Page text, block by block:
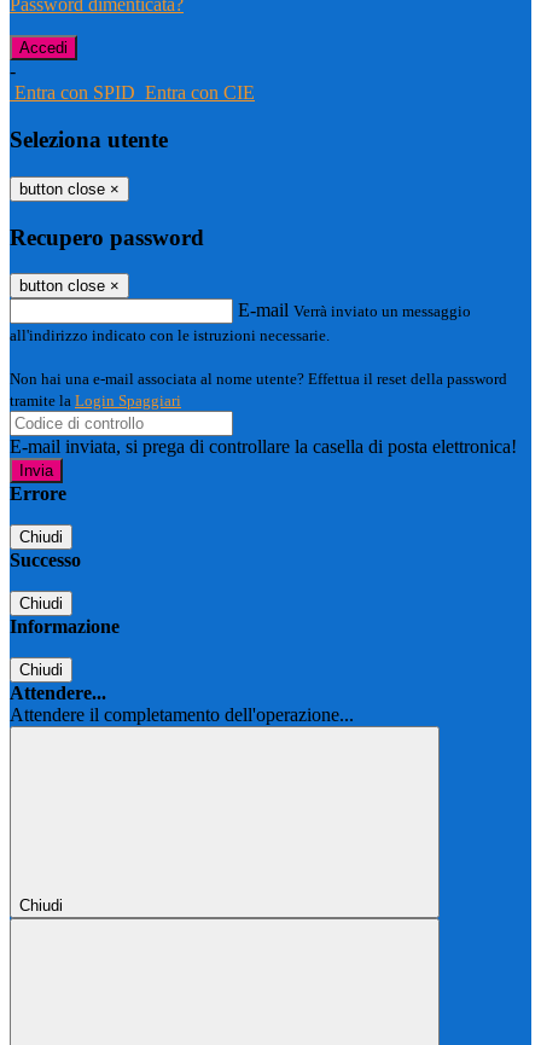
Password dimenticata?
-
Entra con SPID Entra con CIE
Seleziona utente
button close ×
Recupero password
button close ×
E-mail Verrà inviato un messaggio
all'indirizzo indicato con le istruzioni necessarie.
Non hai una e-mail associata al nome utente? Effettua il reset della password
tramite la Login Spaggiari
E-mail inviata, si prega di controllare la casella di posta elettronica!
Errore
Chiudi
Successo
Chiudi
Informazione
Chiudi
Attendere...
Attendere il completamento dell'operazione...
Chiudi